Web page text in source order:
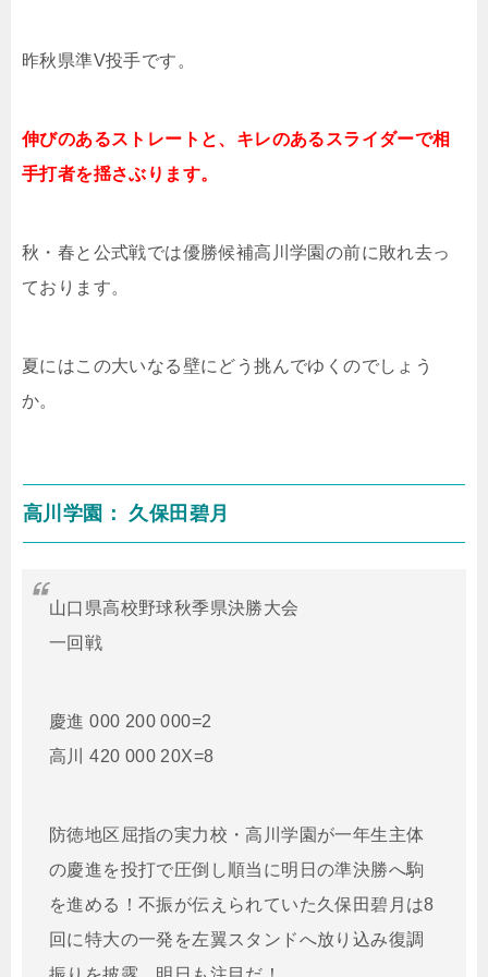
昨秋県準V投手です。
伸びのあるストレートと、キレのあるスライダーで相
手打者を揺さぶります。
秋・春と公式戦では優勝候補高川学園の前に敗れ去っ
ております。
夏にはこの大いなる壁にどう挑んでゆくのでしょう
か。
高川学園： 久保田碧月
山口県高校野球秋季県決勝大会
一回戦
慶進 000 200 000=2
高川 420 000 20X=8
防徳地区屈指の実力校・高川学園が一年生主体
の慶進を投打で圧倒し順当に明日の準決勝へ駒
を進める！不振が伝えられていた久保田碧月は8
回に特大の一発を左翼スタンドへ放り込み復調